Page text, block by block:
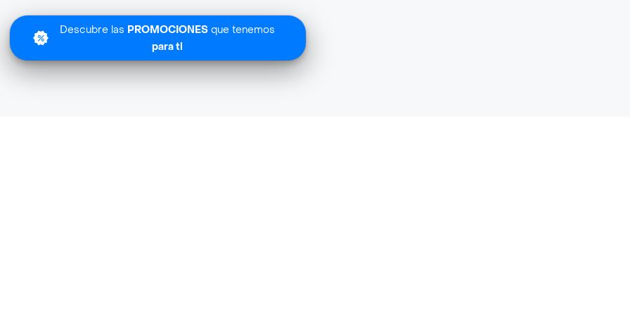
Descubre las PROMOCIONES que tenemos
para ti